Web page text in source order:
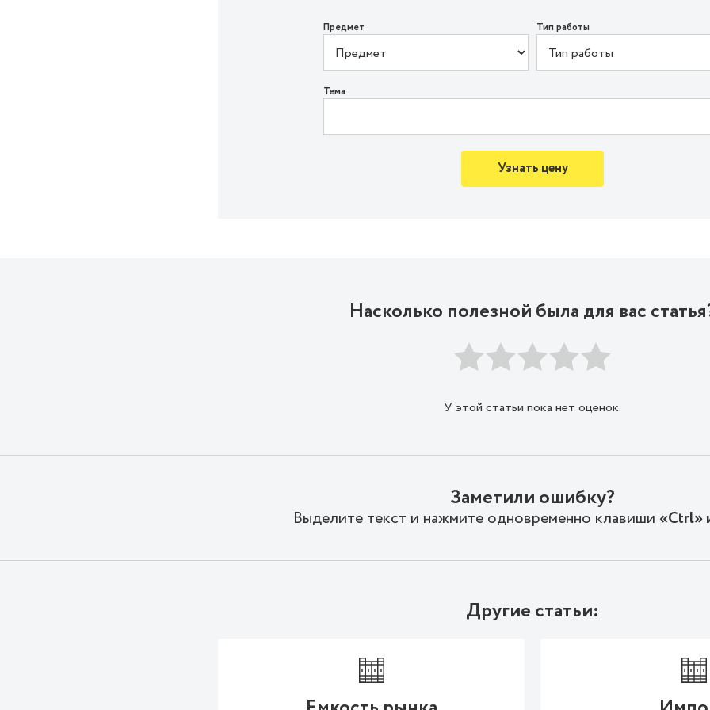
Предмет Тип работы
Тема
Узнать цену
Насколько полезной была для вас
У этой статьи пока нет оценок.
Заметили ошибку?
Выделите текст и нажмите одновременно клавиши «Ctrl»
Другие статьи: